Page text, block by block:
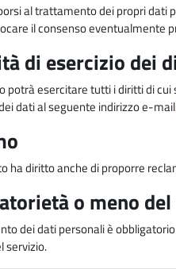
al trattamento dei propri dati
il consenso eventualmente
di esercizio dei
potrà esercitare tutti i diritti di
dati al seguente indirizzo e-
ha diritto anche di proporre
o meno
dei dati personali è
servizio.